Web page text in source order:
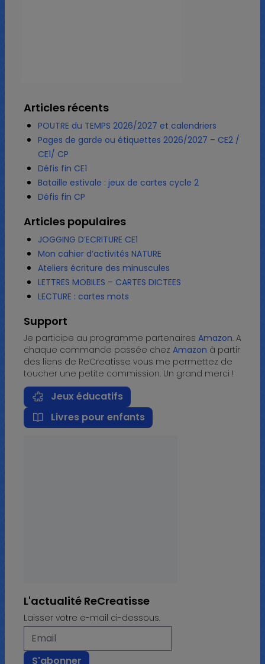
Articles récents
POUTRE du TEMPS 2026/2027 et calendriers
Pages de garde ou étiquettes 2026/2027 – CE2 /
CE1/ CP
Défis fin CE1
Bataille estivale : jeux de cartes cycle 2
Défis fin CP
Articles populaires
JOGGING D’ECRITURE CE1
Mon cahier d’activités NATURE
Ateliers écriture des minuscules
LETTRES MOBILES – CARTES DICTEES
LECTURE : cartes mots
Support
Je participe au programme partenaires Amazon. A
chaque commande passée chez Amazon à partir
des liens de ReCreatisse vous me permettez de
toucher une petite commission. Un grand merci !
Jeux éducatifs
Livres pour enfants
L'actualité ReCreatisse
Laisser votre e-mail ci-dessous.